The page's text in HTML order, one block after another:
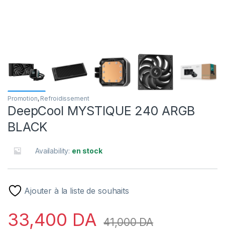
Promotion, Refroidissement
DeepCool MYSTIQUE 240 ARGB
BLACK
Availability: en stock
Ajouter à la liste de souhaits
33,400 DA 41,000DA